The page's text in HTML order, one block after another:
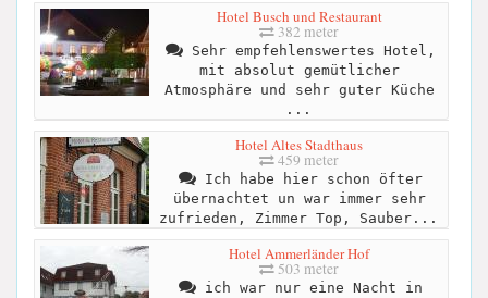
Hotel Busch und Restaurant
382 meter
Sehr empfehlenswertes Hotel,
mit absolut gemütlicher
Atmosphäre und sehr guter Küche
...
Hotel Altes Stadthaus
459 meter
Ich habe hier schon öfter
übernachtet un war immer sehr
zufrieden, Zimmer Top, Sauber...
Hotel Ammerländer Hof
503 meter
ich war nur eine Nacht in